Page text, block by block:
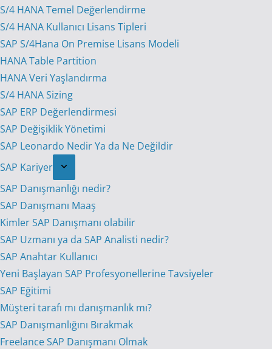
S/4 HANA Temel Değerlendirme
S/4 HANA Kullanıcı Lisans Tipleri
SAP S/4Hana On Premise Lisans Modeli
HANA Table Partition
HANA Veri Yaşlandırma
S/4 HANA Sizing
SAP ERP Değerlendirmesi
SAP Değişiklik Yönetimi
SAP Leonardo Nedir Ya da Ne Değildir
SAP Kariyer
SAP Danışmanlığı nedir?
SAP Danışmanı Maaş
Kimler SAP Danışmanı olabilir
SAP Uzmanı ya da SAP Analisti nedir?
SAP Anahtar Kullanıcı
Yeni Başlayan SAP Profesyonellerine Tavsiyeler
SAP Eğitimi
Müşteri tarafı mı danışmanlık mı?
SAP Danışmanlığını Bırakmak
Freelance SAP Danışmanı Olmak